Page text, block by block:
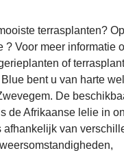
terrasplanten?
? Voor meer informatie
of
bent u van harte
De
de Afrikaanse lelie in
afhankelijk van